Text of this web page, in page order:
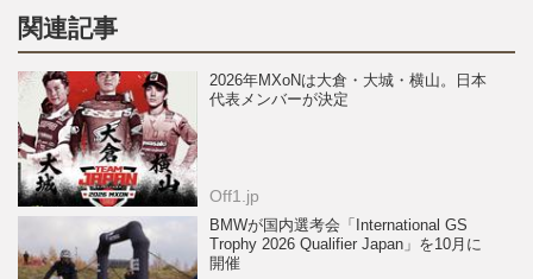
関連記事
2026年MXoNは大倉・大城・横山。日本
代表メンバーが決定
Off1.jp
BMWが国内選考会「International GS
Trophy 2026 Qualifier Japan」を10月に
開催